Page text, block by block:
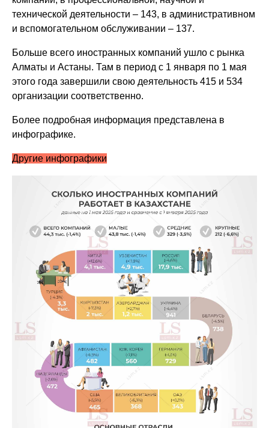
технической деятельности – 143, в административном
и вспомогательном обслуживании – 137.
Больше всего иностранных компаний ушло с рынка
Алматы и Астаны. Там в период с 1 января по 1 мая
этого года завершили свою деятельность 415 и 534
организации соответственно.
Более подробная информация представлена в
инфографике.
Другие инфографики